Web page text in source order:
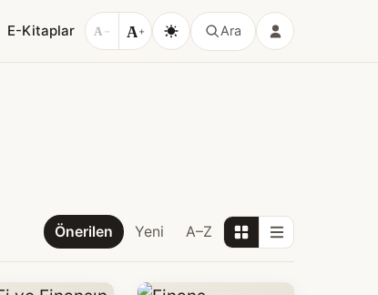
E-Kitaplar A − A+ Ara
Önerilen Yeni A–Z